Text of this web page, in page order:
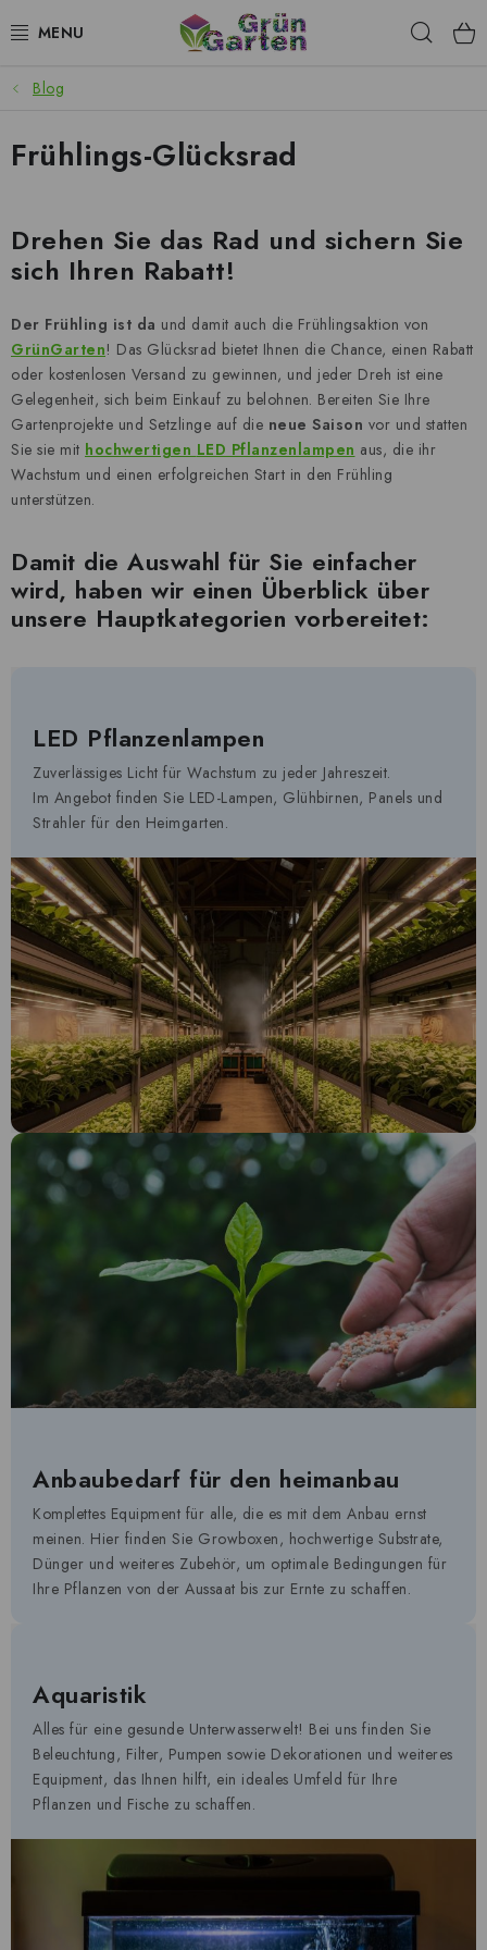
Inhalt
ANGEBOTE
LED PFLANZENLAMPEN
AQUARISTIK
MICROGREENS
SMARTER GARTEN
Geschäftsbewertung Kaufberatung AGB
Kontakt
Datenschutzerklärung Impressum
Blog
Frühlings-Glücksrad
Drehen Sie das Rad und sichern Sie
sich Ihren Rabatt!
Der Frühling ist da und damit auch die Frühlingsaktion von
GrünGarten! Das Glücksrad bietet Ihnen die Chance, einen Rabatt
oder kostenlosen Versand zu gewinnen, und jeder Dreh ist eine
Gelegenheit, sich beim Einkauf zu belohnen. Bereiten Sie Ihre
Gartenprojekte und Setzlinge auf die neue Saison vor und statten
Sie sie mit hochwertigen LED Pflanzenlampen aus, die ihr
Wachstum und einen erfolgreichen Start in den Frühling
unterstützen.
Damit die Auswahl für Sie einfacher
wird, haben wir einen Überblick über
unsere Hauptkategorien vorbereitet:
LED Pflanzenlampen
Zuverlässiges Licht für Wachstum zu jeder Jahreszeit.
Im Angebot finden Sie LED-Lampen, Glühbirnen, Panels und
Strahler für den Heimgarten.
Anbaubedarf für den heimanbau
Komplettes Equipment für alle, die es mit dem Anbau ernst
meinen. Hier finden Sie Growboxen, hochwertige Substrate,
Dünger und weiteres Zubehör, um optimale Bedingungen für
Ihre Pflanzen von der Aussaat bis zur Ernte zu schaffen.
Aquaristik
Alles für eine gesunde Unterwasserwelt! Bei uns finden Sie
Beleuchtung, Filter, Pumpen sowie Dekorationen und weiteres
Equipment, das Ihnen hilft, ein ideales Umfeld für Ihre
Pflanzen und Fische zu schaffen.